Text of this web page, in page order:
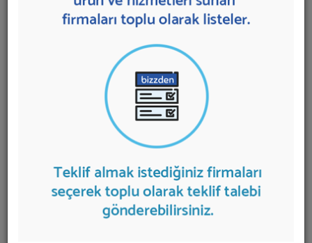
10 sonuç bulundu.
Yenimahalle'deOrtak Sağlık ve Güvenlik
sunan firmalar aşağıda listelenmektedir.
Sağlık ve Güvenlik Birimiteklifi almak için listeden
seçim yapıp ya da "İlk 5 Firmadan Teklif İste" kısmından
toplu olarak teklif talebinizi firmalara aktarabilirsiniz.